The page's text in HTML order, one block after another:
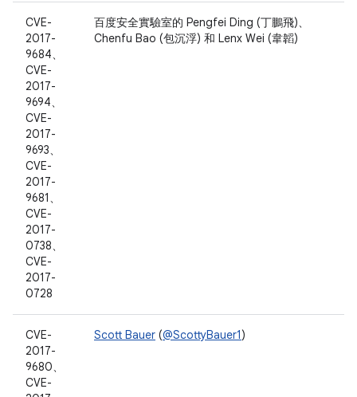
CVE-
2017-
9684、
CVE-
2017-
9694、
CVE-
2017-
9693、
CVE-
2017-
9681、
CVE-
2017-
0738、
CVE-
2017-
0728
百度安全實驗室的 Pengfei Ding (丁鵬飛)、
Chenfu Bao (包沉浮) 和 Lenx Wei (韋韜)
CVE-
2017-
9680、
CVE-
Scott Bauer (@ScottyBauer1)